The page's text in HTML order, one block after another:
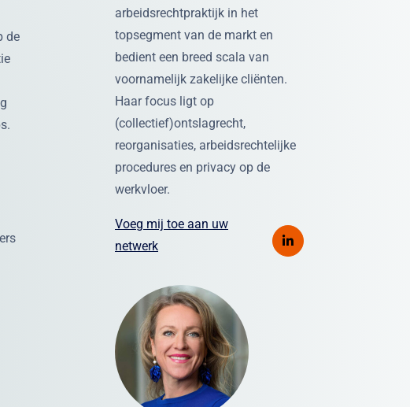
de
arbeidsrechtpraktijk in het
topsegment van de markt en
bedient een breed scala van
voornamelijk zakelijke cliënten.
Haar focus ligt op
(collectief)ontslagrecht,
reorganisaties, arbeidsrechtelijke
procedures en privacy op de
werkvloer.
Voeg mij toe aan uw
netwerk